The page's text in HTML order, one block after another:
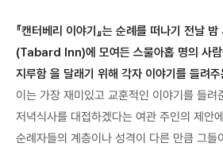
『캔터베리 이야기』는 순례를 떠나기 전날
(Tabard Inn)에 모여든 스물아홉 명의 사람
지루함 을 달래기 위해 각자 이야기를 들려
이는 가장 재미있고 교훈적인 이야기를 들려
저녁식사를 대접하겠다는 여관 주인의 제안
순례자들의 계층이나 성격이 다른 만큼 그들